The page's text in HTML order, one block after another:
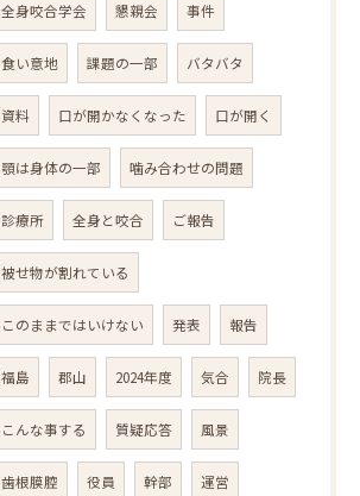
全身咬合学会 懇親会 事件
食い意地 課題の一部 バタバタ
資料 口が開かなくなった 口が開く
顎は身体の一部 噛み合わせの問題
診療所 全身と咬合 ご報告
被せ物が割れている
このままではいけない 発表 報告
福島 郡山 2024年度 気合 院長
こんな事する 質疑応答 風景
歯根膜腔 役員 幹部 運営